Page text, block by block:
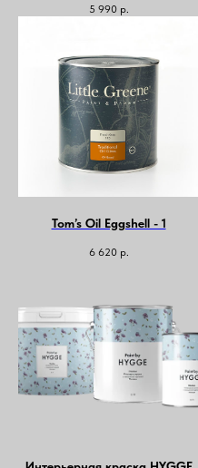
5 990 р.
Tom’s Oil Eggshell - 1
6 620 р.